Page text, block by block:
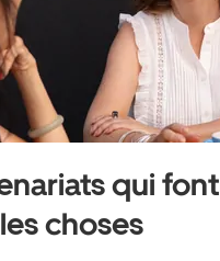
qui font
choses